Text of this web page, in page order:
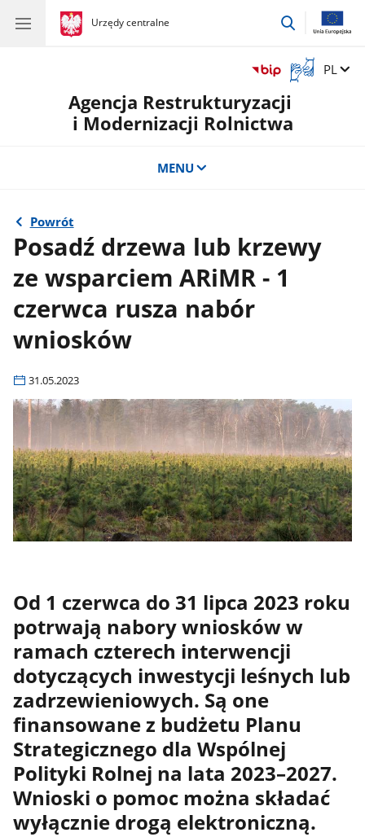
gov.pl
Urzędy centralne
gov.pl
Urzędy
przejdź
Otwórz
okno
z
tłumaczem
Zmień
PL
Agencja Restrukturyzacji
i Modernizacji Rolnictwa
MENU
Powrót
Posadź drzewa lub krzewy
ze wsparciem ARiMR - 1
czerwca rusza nabór
wniosków
31.05.2023
Od 1 czerwca do 31 lipca 2023 roku
potrwają nabory wniosków w
ramach czterech interwencji
dotyczących inwestycji leśnych lub
zadrzewieniowych. Są one
finansowane z budżetu Planu
Strategicznego dla Wspólnej
Polityki Rolnej na lata 2023–2027.
Wnioski o pomoc można składać
wyłącznie drogą elektroniczną.